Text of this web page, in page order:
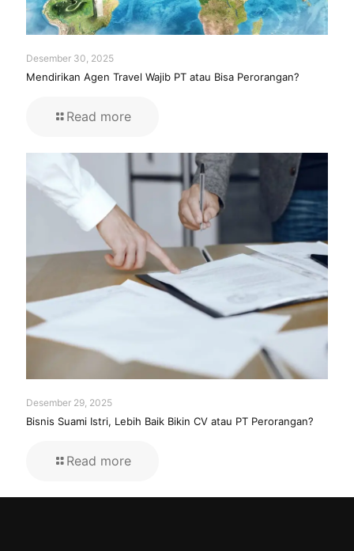
Desember 30, 2025
Mendirikan Agen Travel Wajib PT atau Bisa Perorangan?
Read more
Desember 29, 2025
Bisnis Suami Istri, Lebih Baik Bikin CV atau PT Perorangan?
Read more